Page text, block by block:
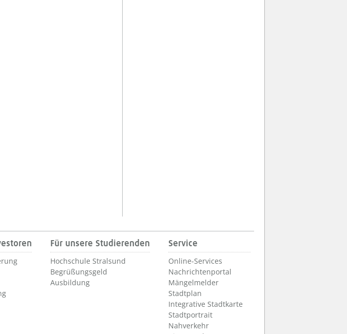
Für unsere Studierenden
Hochschule Stralsund
Begrüßungsgeld
Ausbildung
Service
Online-Services
Nachrichtenportal
Mängelmelder
Stadtplan
Integrative Stadtkarte
Stadtportrait
Nahverkehr